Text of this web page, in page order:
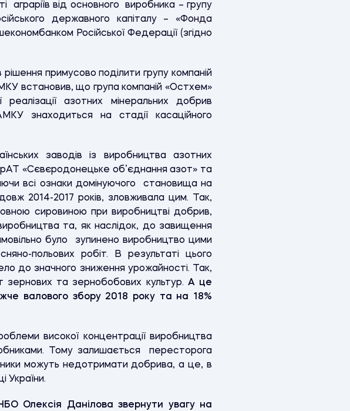
від основного виробника – групу
державного капіталу – «Фонда
Російської Федерації (згідно
примусово поділити групу компаній
встановив, що група компаній «Остхем»
азотних мінеральних добрив
знаходиться на стадії касаційного
заводів із виробництва азотних
«Сєвєродонецьке об’єднання азот» та
всі ознаки домінуючого становища на
2014-2017 років, зловживала цим. Так,
сировиною при виробництві добрив,
та, як наслідок, до завищення
було зупинено виробництво цими
польових робіт. В результаті цього
до значного зниження урожайності. Так,
зернових та зернобобових культур. А це
валового збору 2018
року та на 18%
високої концентрації виробництва
Тому залишається пересторога
можуть недотримати добрива, а це, в
України.
Олексія Данілова звернути увагу на